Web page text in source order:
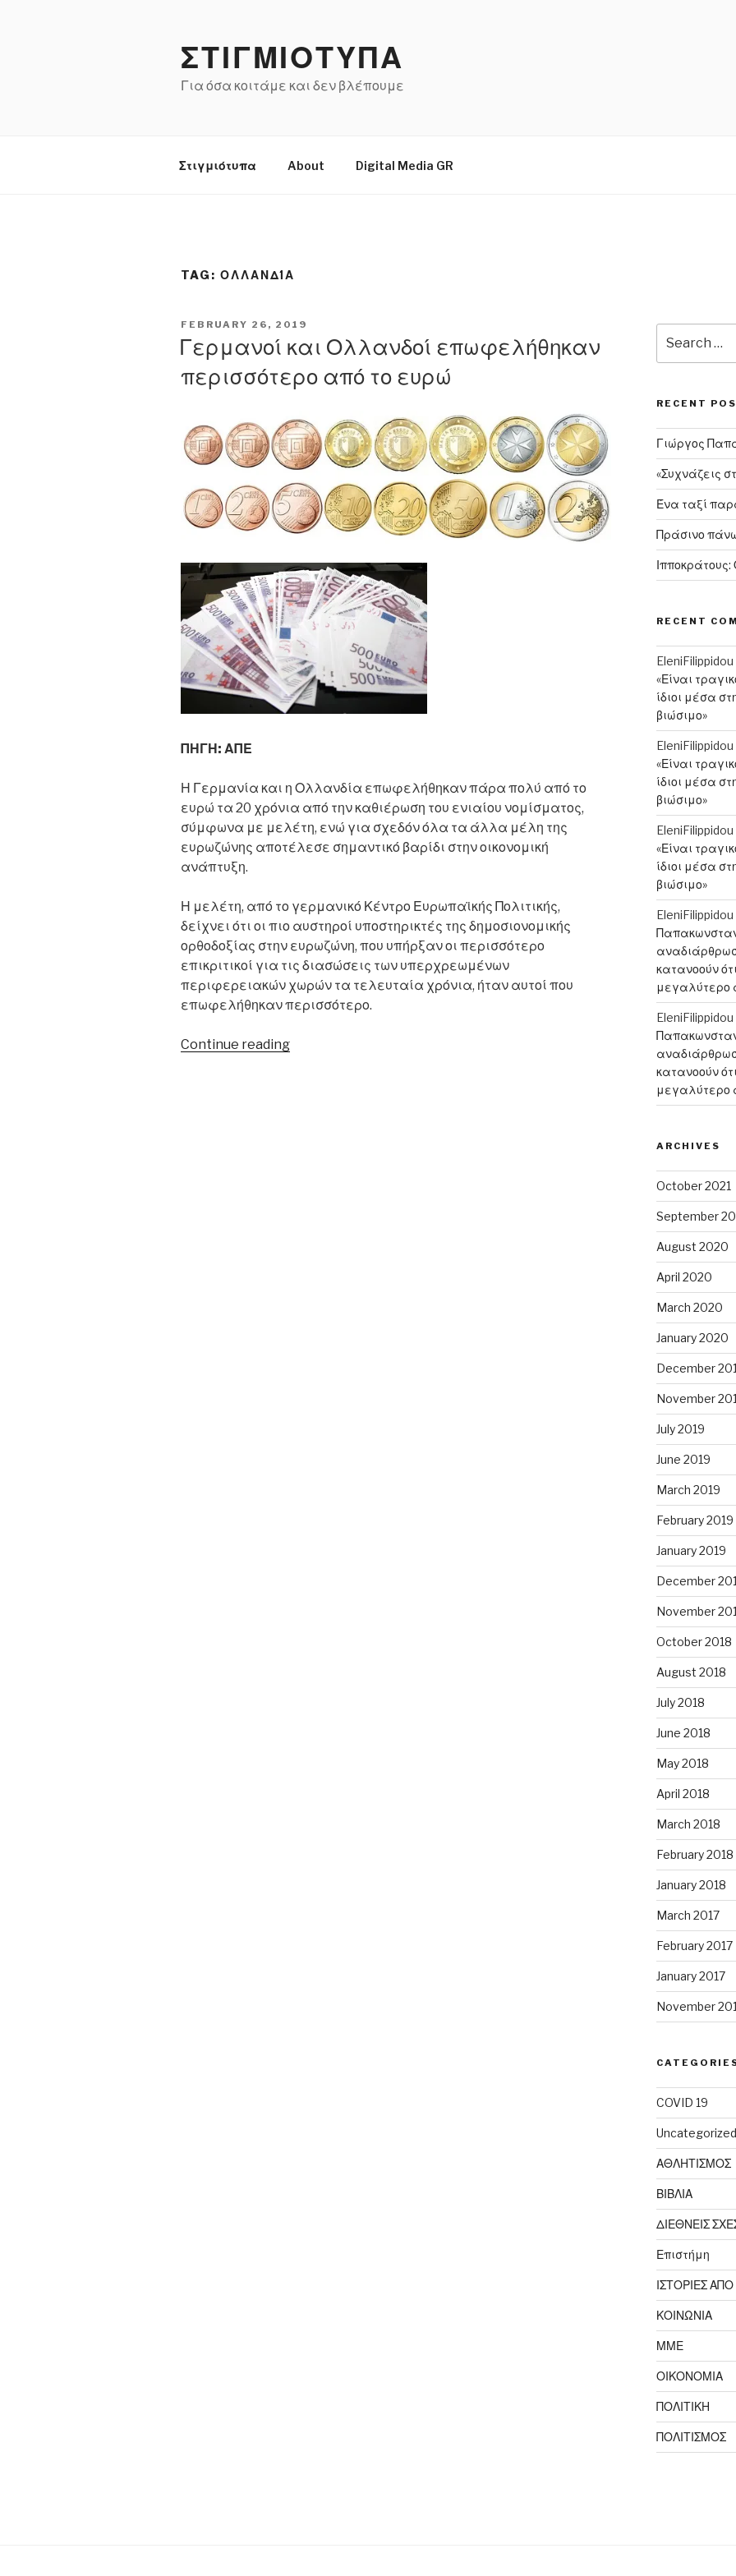
ΣΤΙΓΜΙΟΤΥΠΑ
Για όσα κοιτάμε και δεν βλέπουμε
Στιγμιότυπα About Digital Media GR
TAG: ΟΛΛΑΝΔΊΑ
POSTED
FEBRUARY 26, 2019
Γερμανοί και Ολλανδοί επωφελήθηκαν
περισσότερο από το ευρώ
ΠΗΓΗ: ΑΠΕ
Η Γερμανία και η Ολλανδία επωφελήθηκαν πάρα πολύ από το
ευρώ τα 20 χρόνια από την καθιέρωση του ενιαίου νομίσματος,
σύμφωνα με μελέτη, ενώ για σχεδόν όλα τα άλλα μέλη της
ευρωζώνης αποτέλεσε σημαντικό βαρίδι στην οικονομική
ανάπτυξη.
Η μελέτη, από το γερμανικό Κέντρο Ευρωπαϊκής Πολιτικής,
δείχνει ότι οι πιο αυστηροί υποστηρικτές της δημοσιονομικής
ορθοδοξίας στην ευρωζώνη, που υπήρξαν οι περισσότερο
επικριτικοί για τις διασώσεις των υπερχρεωμένων
περιφερειακών χωρών τα τελευταία χρόνια, ήταν αυτοί που
επωφελήθηκαν περισσότερο.
Continue reading“Γερμανοί
for:
RECENT
Γιώργος
«Συχνάζεις
Ένα ταξί
Πράσινο
Ιπποκράτους:
RECENT
EleniFilippidou
«Είναι
ίδιοι μέσα
βιώσιμο»
EleniFilippidou
«Είναι
ίδιοι μέσα
βιώσιμο»
EleniFilippidou
«Είναι
ίδιοι μέσα
βιώσιμο»
EleniFilippidou
κατανοούν
μεγαλύτερο
EleniFilippidou
κατανοούν
μεγαλύτερο
ARCHIVES
October 2021
September
August 2020
April 2020
March 2020
January 2020
December
November
July 2019
June 2019
March 2019
February 2019
January 2019
December
November
October 2018
August 2018
July 2018
June 2018
May 2018
April 2018
March 2018
February 2018
January 2018
March 2017
February 2017
January 2017
November
COVID 19
Uncategorized
ΑΘΛΗΤΙΣΜΟΣ
ΒΙΒΛΙΑ
ΔΙΕΘΝΕΙΣ
Επιστήμη
ΙΣΤΟΡΙΕΣ
ΚΟΙΝΩΝΙΑ
ΜΜΕ
ΟΙΚΟΝΟΜΙΑ
ΠΟΛΙΤΙΚΗ
ΠΟΛΙΤΙΣΜΟΣ